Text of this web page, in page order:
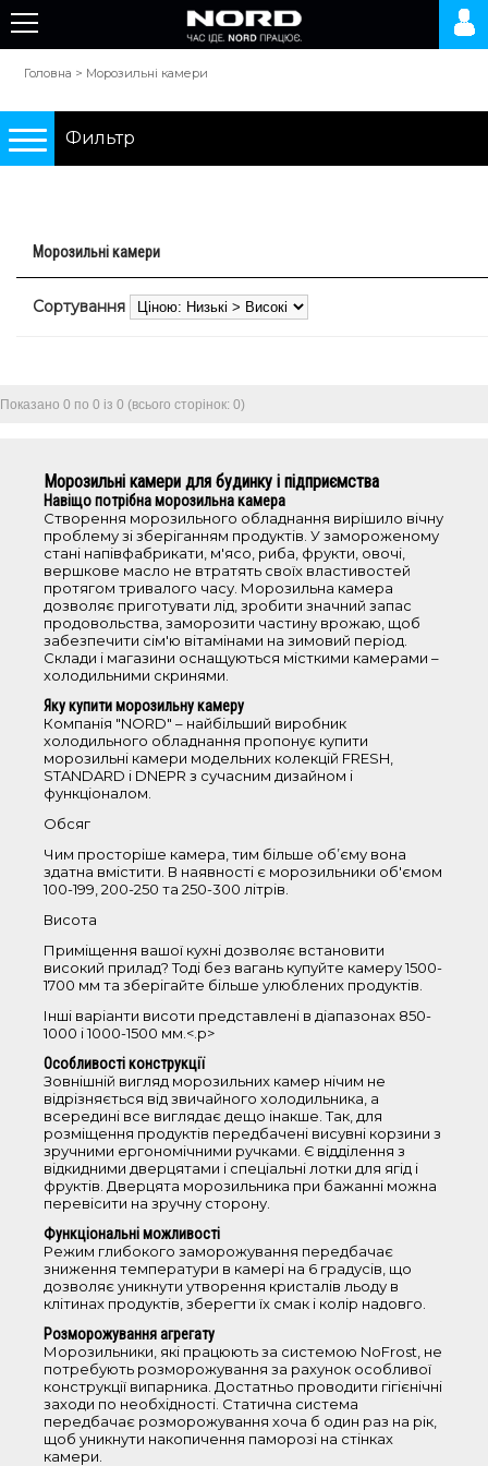
Головна > Морозильні камери
Фильтр
Морозильні камери
Об'єм
50-100 л
101-200 л
Висота
0-85 см
86-150 см
Колір
срібний текстурний
статична
Додаткові функції
режим super freezing
лоток для ягід
висувні корзини
Лінія
Practical
Cold freshness
Сбросить фильтр
Морозильні скрині
Морозильні камери
Сортування
Показано 0 по 0 із 0 (всього сторінок: 0)
Морозильні камери для будинку і підприємства
Навіщо потрібна морозильна камера
Створення морозильного обладнання вирішило вічну
проблему зі зберіганням продуктів. У замороженому
стані напівфабрикати, м'ясо, риба, фрукти, овочі,
вершкове масло не втратять своїх властивостей
протягом тривалого часу. Морозильна камера
дозволяє приготувати лід, зробити значний запас
продовольства, заморозити частину врожаю, щоб
забезпечити сім'ю вітамінами на зимовий період.
Склади і магазини оснащуються місткими камерами –
холодильними скринями.
Яку купити морозильну камеру
Компанія "NORD" – найбільший виробник
холодильного обладнання пропонує купити
морозильні камери модельних колекцій FRESH,
STANDARD і DNEPR з сучасним дизайном і
функціоналом.
Обсяг
Чим просторіше камера, тим більше об’єму вона
здатна вмістити. В наявності є морозильники об'ємом
100-199, 200-250 та 250-300 літрів.
Висота
Приміщення вашої кухні дозволяє встановити
високий прилад? Тоді без вагань купуйте камеру 1500-
1700 мм та зберігайте більше улюблених продуктів.
Інші варіанти висоти представлені в діапазонах 850-
1000 і 1000-1500 мм.<.p>
Особливості конструкції
Зовнішній вигляд морозильних камер нічим не
відрізняється від звичайного холодильника, а
всередині все виглядає дещо інакше. Так, для
розміщення продуктів передбачені висувні корзини з
зручними ергономічними ручками. Є відділення з
відкидними дверцятами і спеціальні лотки для ягід і
фруктів. Дверцята морозильника при бажанні можна
перевісити на зручну сторону.
Функціональні можливості
Режим глибокого заморожування передбачає
зниження температури в камері на 6 градусів, що
дозволяє уникнути утворення кристалів льоду в
клітинах продуктів, зберегти їх смак і колір надовго.
Розморожування агрегату
Морозильники, які працюють за системою NoFrost, не
потребують розморожування за рахунок особливої
конструкції випарника. Достатньо проводити гігієнічні
заходи по необхідності. Статична система
передбачає розморожування хоча б один раз на рік,
щоб уникнути накопичення паморозі на стінках
камери.